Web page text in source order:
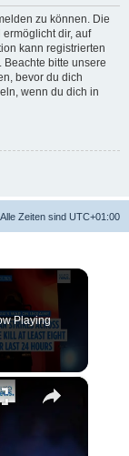
zu können. Die
dir, auf
kann registrierten
bitte unsere
bevor du dich
wenn du dich in
Alle Zeiten sind UTC+01:00
Playing
×